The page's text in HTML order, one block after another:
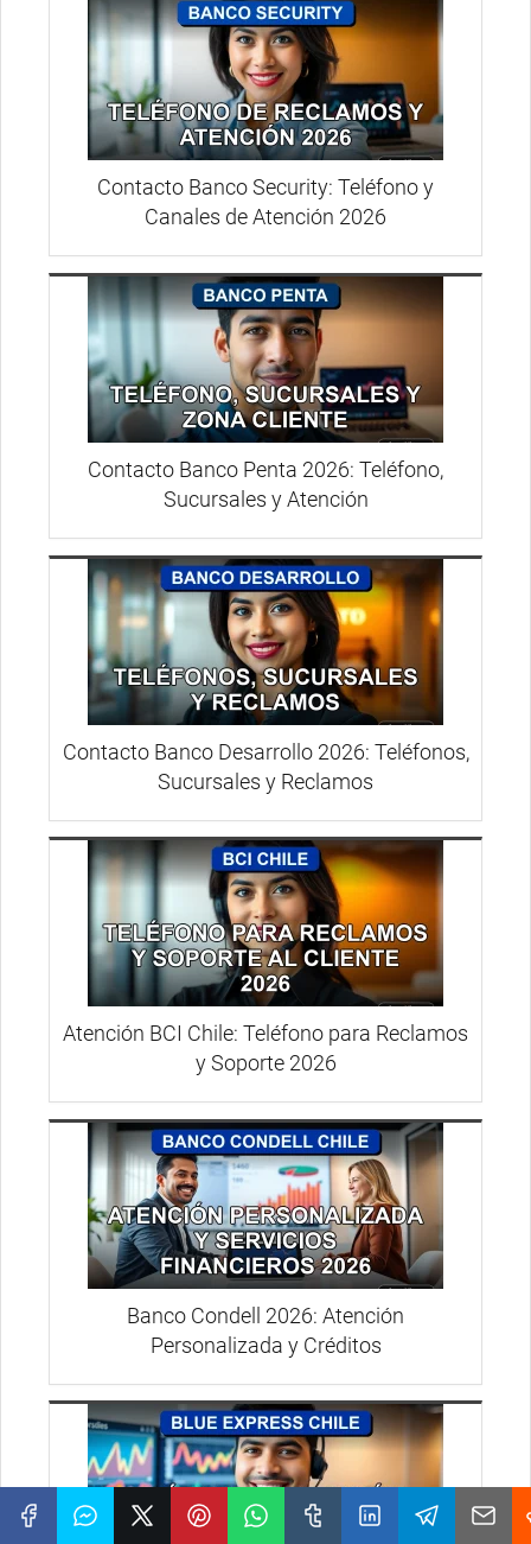
Contacto Banco Security: Teléfono y
Canales de Atención 2026
Contacto Banco Penta 2026: Teléfono,
Sucursales y Atención
Contacto Banco Desarrollo 2026: Teléfonos,
Sucursales y Reclamos
Atención BCI Chile: Teléfono para Reclamos
y Soporte 2026
Banco Condell 2026: Atención
Personalizada y Créditos